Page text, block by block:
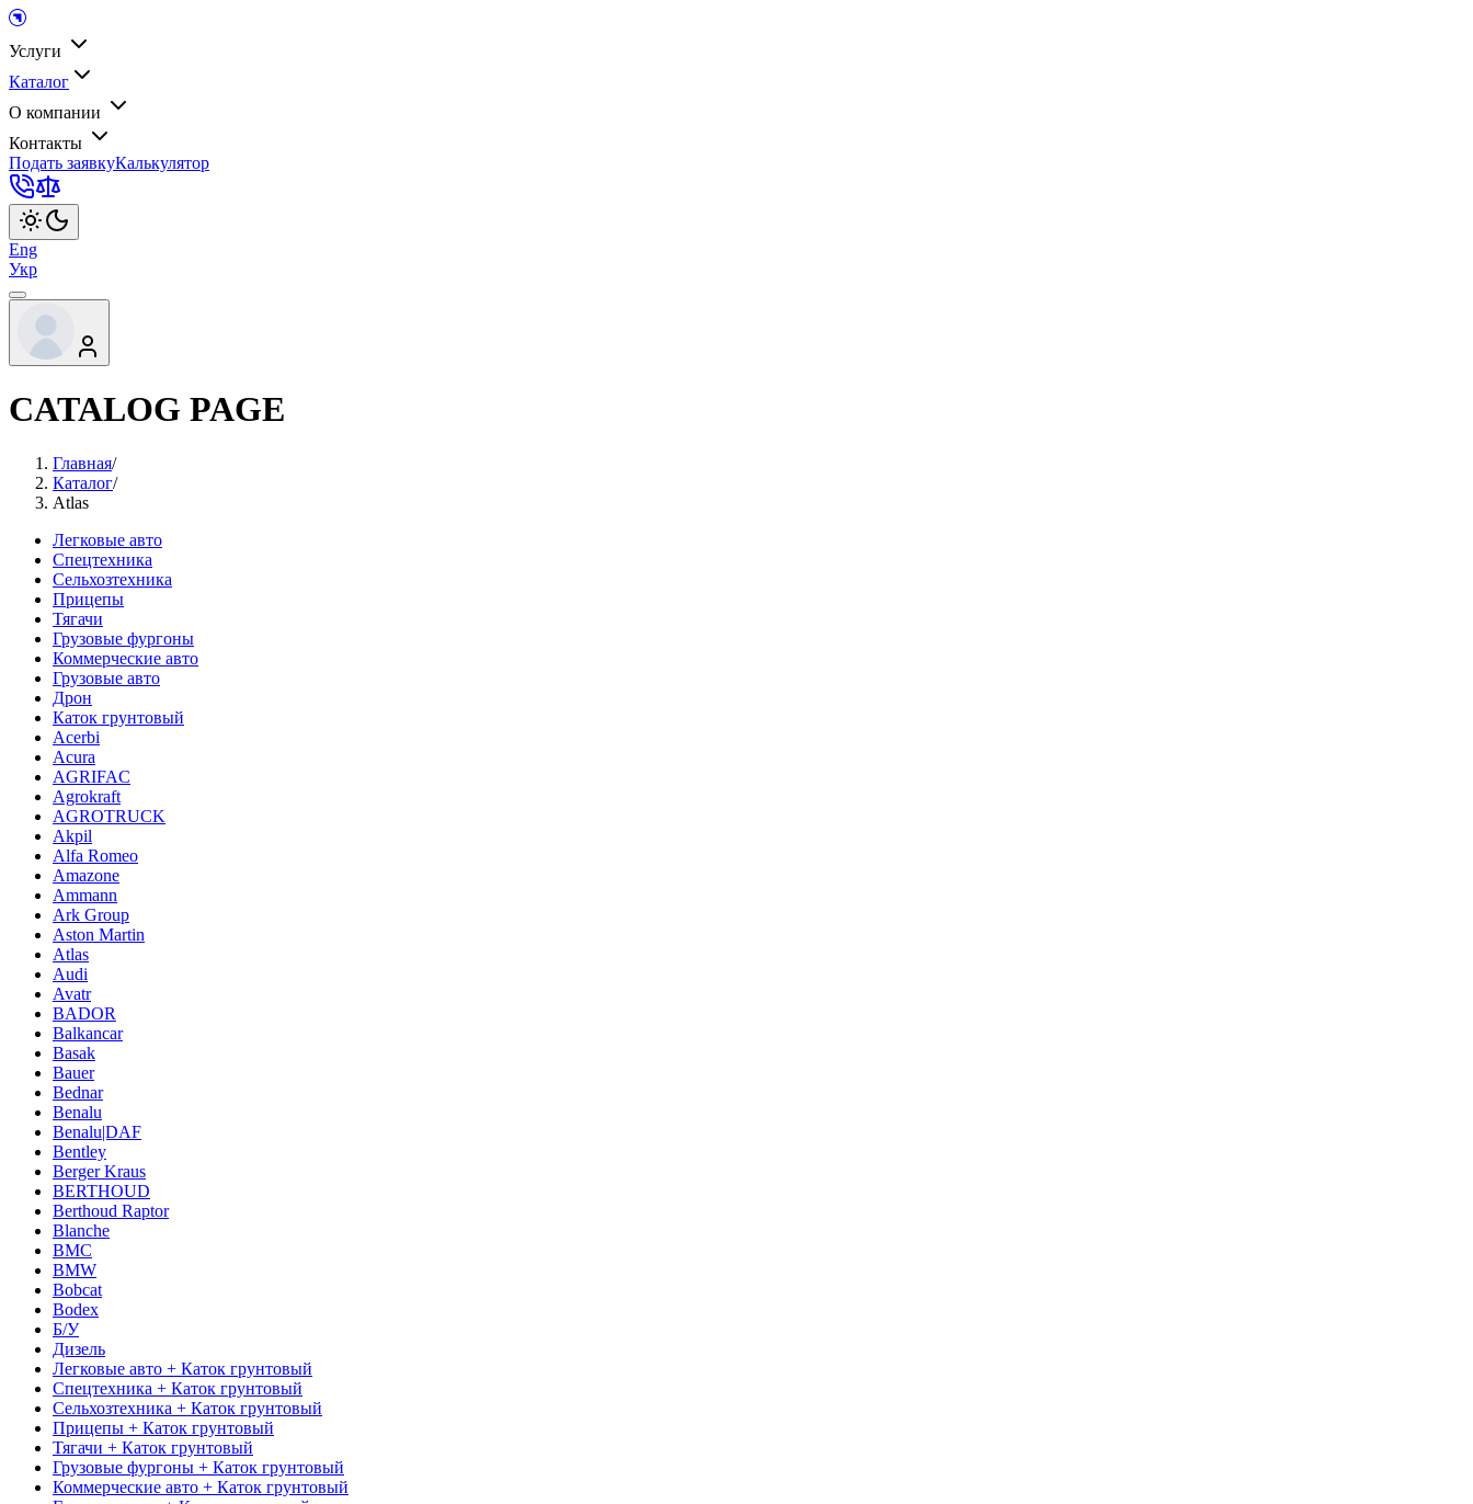
Услуги
Каталог
О компании
Контакты
Подать заявкуКалькулятор
Eng
Укр
CATALOG PAGE
Главная/
Каталог/
Atlas
Легковые авто
Спецтехника
Сельхозтехника
Прицепы
Тягачи
Грузовые фургоны
Коммерческие авто
Грузовые авто
Дрон
Каток грунтовый
Acerbi
Acura
AGRIFAC
Agrokraft
AGROTRUCK
Akpil
Alfa Romeo
Amazone
Ammann
Ark Group
Aston Martin
Atlas
Audi
Avatr
BADOR
Balkancar
Basak
Bauer
Bednar
Benalu
Benalu|DAF
Bentley
Berger Kraus
BERTHOUD
Berthoud Raptor
Blanche
BMC
BMW
Bobcat
Bodex
Б/У
Дизель
Легковые авто + Каток грунтовый
Спецтехника + Каток грунтовый
Сельхозтехника + Каток грунтовый
Прицепы + Каток грунтовый
Тягачи + Каток грунтовый
Грузовые фургоны + Каток грунтовый
Коммерческие авто + Каток грунтовый